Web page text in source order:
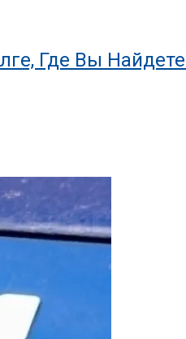
Где Вы